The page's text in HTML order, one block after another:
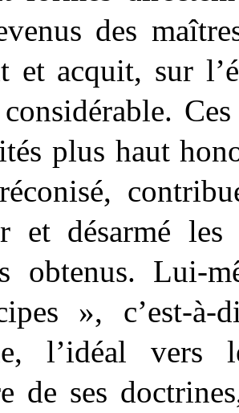
des
et acquit, sur
plus haut
et désarmé les
obtenus. Lui-
», c’est-à-
l’idéal
de ses